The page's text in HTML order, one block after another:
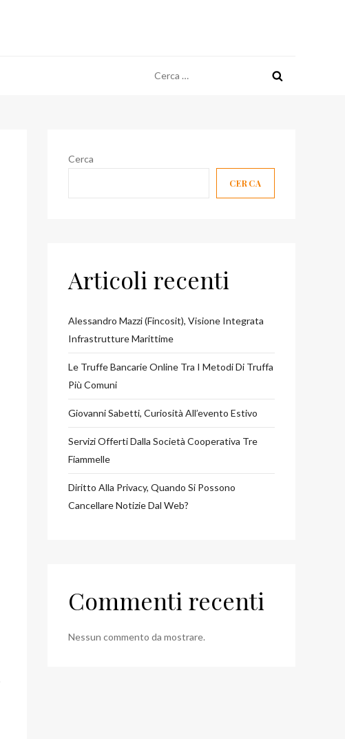
per:
Cerca
CERCA
Articoli recenti
Alessandro Mazzi (Fincosit), Visione Integrata
Infrastrutture Marittime
Le Truffe Bancarie Online Tra I Metodi Di Truffa
Più Comuni
Giovanni Sabetti, Curiosità All’evento Estivo
Servizi Offerti Dalla Società Cooperativa Tre
Fiammelle
Diritto Alla Privacy, Quando Si Possono
Cancellare Notizie Dal Web?
Commenti recenti
Nessun commento da mostrare.